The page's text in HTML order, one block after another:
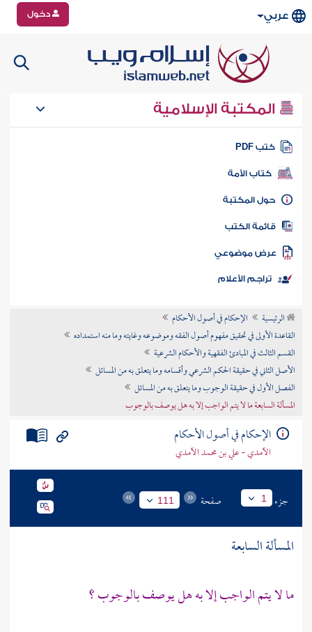
عربي دخول
المكتبة الإسلامية
كتب PDF
كتاب الأمة
المكتبة
الكتب
موضوعي
تراجم الأعلام
الرئيسية
الإحكام في أصول الأحكام
القاعدة الأولى في تحقيق مفهوم أصول الفقه وموضوعه وغايته وما منه استمداده
القسم الثالث في المبادئ الفقهية والأحكام الشرعية
الأصل الثاني في حقيقة الحكم الشرعي وأقسامه وما يتعلق به من المسائل
الفصل الأول في حقيقة الوجوب وما يتعلق به من المسائل
المسألة السابعة ما لا يتم الواجب إلا به هل يوصف بالوجوب
الإحكام في أصول الأحكام
الآمدي - علي بن محمد الآمدي
جزء 1 صفحة 111
المسألة السابعة
ما لا يتم الواجب إلا به هل يوصف بالوجوب ؟